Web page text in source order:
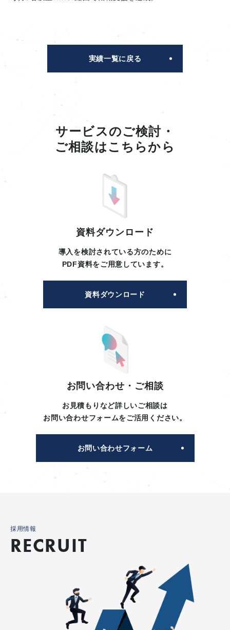
実績一覧に戻る
サービスのご検討・
ご相談はこちらから
資料ダウンロード
導入を検討されている方のために
PDF資料をご用意しています。
資料ダウンロード
お問い合わせ・ご相談
お見積もりなど詳しいご相談は
お問い合わせフォームをご活用ください。
お問い合わせフォーム
採用情報
RECRUIT